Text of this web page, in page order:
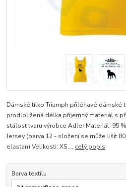
Dámské tílko Triumph přiléhavé dámské
prodloužená délka příjemný materiál s
stálost tvaru výrobce Adler Materiál: 95
Jersey (barva 12 - složení se může lišit
elastan) Velikosti: XS,... celý popis
Barva textilu